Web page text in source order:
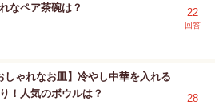
なペア茶碗は？
22
回答
しゃれなお皿】冷やし中華を入れる
！人気のボウルは？
28